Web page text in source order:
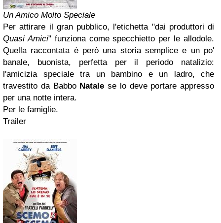
Un Amico Molto Speciale
Per attirare il gran pubblico, l'etichetta "dai produttori di
Quasi Amici" funziona come specchietto per le allodole.
Quella raccontata è però una storia semplice e un po'
banale, buonista, perfetta per il periodo natalizio:
l'amicizia speciale tra un bambino e un ladro, che
travestito da Babbo Natale se lo deve portare appresso
per una notte intera.
Per le famiglie.
Trailer